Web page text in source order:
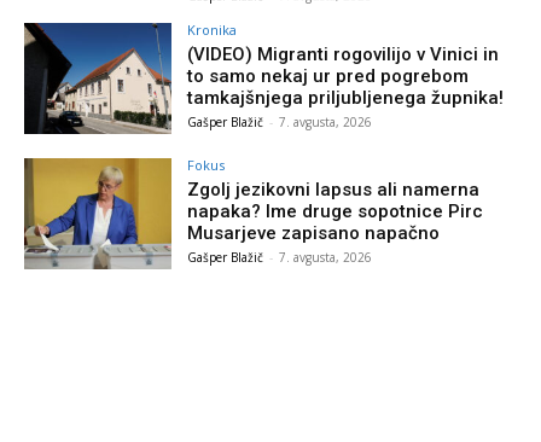
Kronika
(VIDEO) Migranti rogovilijo v Vinici in
to samo nekaj ur pred pogrebom
tamkajšnjega priljubljenega župnika!
Gašper Blažič - 7. avgusta, 2026
Fokus
Zgolj jezikovni lapsus ali namerna
napaka? Ime druge sopotnice Pirc
Musarjeve zapisano napačno
Gašper Blažič - 7. avgusta, 2026